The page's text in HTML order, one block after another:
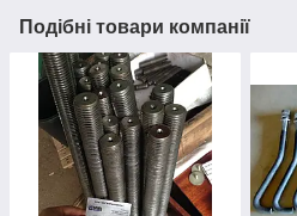
Подібні товари компанії